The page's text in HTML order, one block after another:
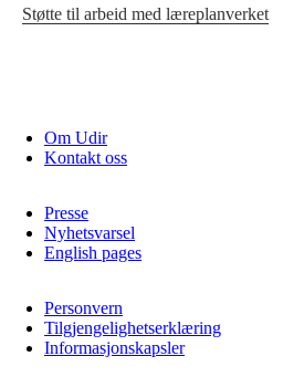
Støtte til arbeid med læreplanverket
Om Udir
Kontakt oss
Presse
Nyhetsvarsel
English pages
Personvern
Tilgjengelighetserklæring
Informasjonskapsler